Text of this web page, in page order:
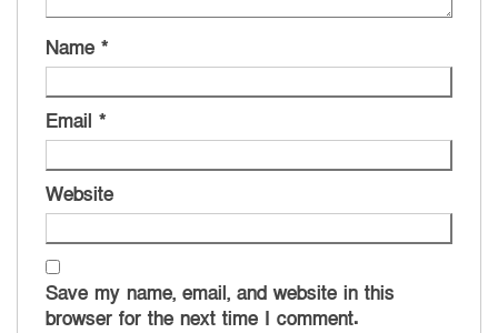
Name *
Email *
Website
Save my name, email, and website in this
browser for the next time I comment.